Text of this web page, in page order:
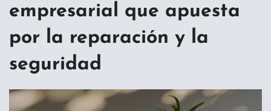
empresarial que apuesta
por la reparación y la
seguridad